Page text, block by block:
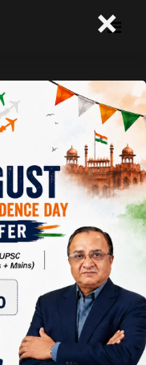
बुद्धिमत्ता:
×